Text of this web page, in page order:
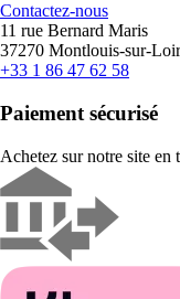
Contactez-nous
11 rue Bernard Maris
37270 Montlouis-sur-
+33 1 86 47 62 58
Paiement sécurisé
Achetez sur notre site en